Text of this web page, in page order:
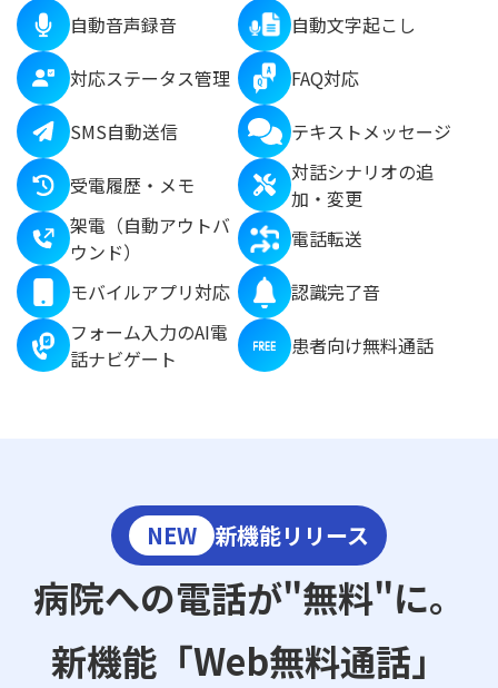
自動音声録音
自動文字起こし
対応ステータス管理
FAQ対応
SMS自動送信
テキストメッセージ
受電履歴・メモ
対話シナリオの追
加・変更
架電（自動アウトバ
ウンド）
電話転送
モバイルアプリ対応
認識完了音
フォーム入力のAI電
話ナビゲート
患者向け無料通話
NEW 新機能リリース
病院への電話が"無料"に。
新機能「Web無料通話」